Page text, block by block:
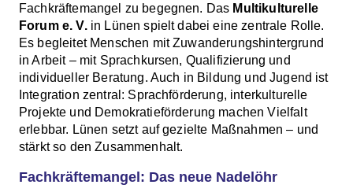
Fachkräftemangel zu begegnen. Das Multikulturelle
Forum e. V.in Lünen spielt dabei eine zentrale Rolle.
Es begleitet Menschen mit Zuwanderungshintergrund
in Arbeit – mit Sprachkursen, Qualifizierung und
individueller Beratung. Auch in Bildung und Jugend ist
Integration zentral: Sprachförderung, interkulturelle
Projekte und Demokratieförderung machen Vielfalt
erlebbar. Lünen setzt auf gezielte Maßnahmen – und
stärkt so den Zusammenhalt.
Fachkräftemangel: Das neue Nadelöhr